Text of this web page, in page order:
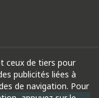
ceux de tiers pour
publicités liées à
de navigation. Pour